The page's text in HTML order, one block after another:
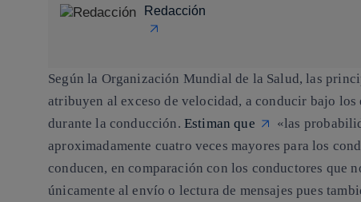
Redacción
Según la Organización Mundial de la Salud, las
atribuyen al exceso de velocidad, a conducir bajo
durante la conducción. Estiman que «las
aproximadamente cuatro veces mayorespara los
conducen, en comparación con los conductores que
únicamente al envío o lectura de mensajes pues